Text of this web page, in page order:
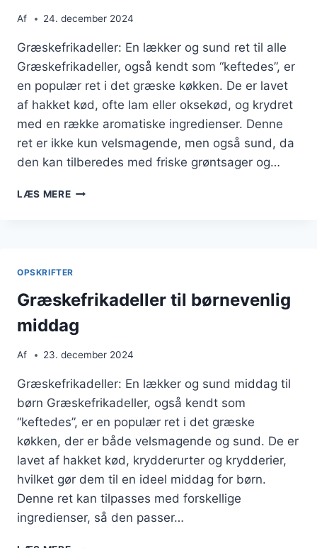
Af 24. december 2024
Græskefrikadeller: En lækker og sund ret til alle
Græskefrikadeller, også kendt som “keftedes”, er
en populær ret i det græske køkken. De er lavet
af hakket kød, ofte lam eller oksekød, og krydret
med en række aromatiske ingredienser. Denne
ret er ikke kun velsmagende, men også sund, da
den kan tilberedes med friske grøntsager og…
LÆS MEREGRÆSKEFRIKADELLER
OPSKRIFTER
Græskefrikadeller til børnevenlig
middag
Af 23. december 2024
Græskefrikadeller: En lækker og sund middag til
børn Græskefrikadeller, også kendt som
“keftedes”, er en populær ret i det græske
køkken, der er både velsmagende og sund. De er
lavet af hakket kød, krydderurter og krydderier,
hvilket gør dem til en ideel middag for børn.
Denne ret kan tilpasses med forskellige
ingredienser, så den passer…